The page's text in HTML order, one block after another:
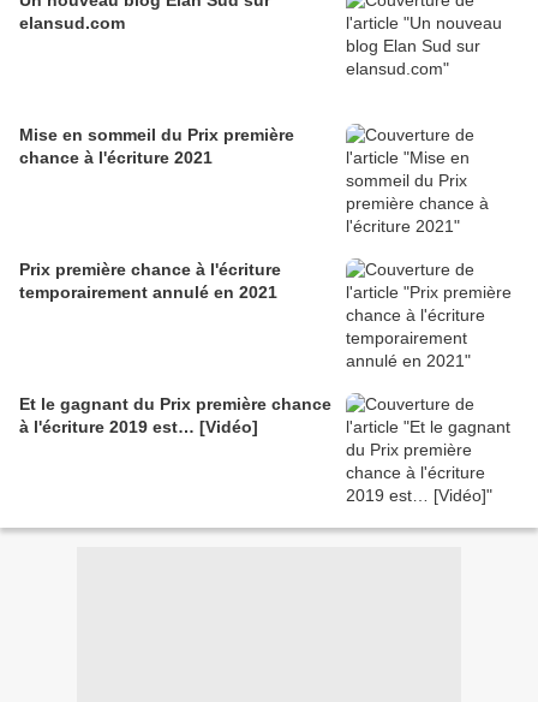
elansud.com
Mise en sommeil du Prix première
chance à l'écriture 2021
Prix première chance à l'écriture
temporairement annulé en 2021
Et le gagnant du Prix première chance
à l'écriture 2019 est… [Vidéo]